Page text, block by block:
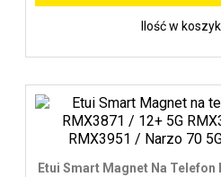
Ilość w
Etui Smart Magnet Na Telefon